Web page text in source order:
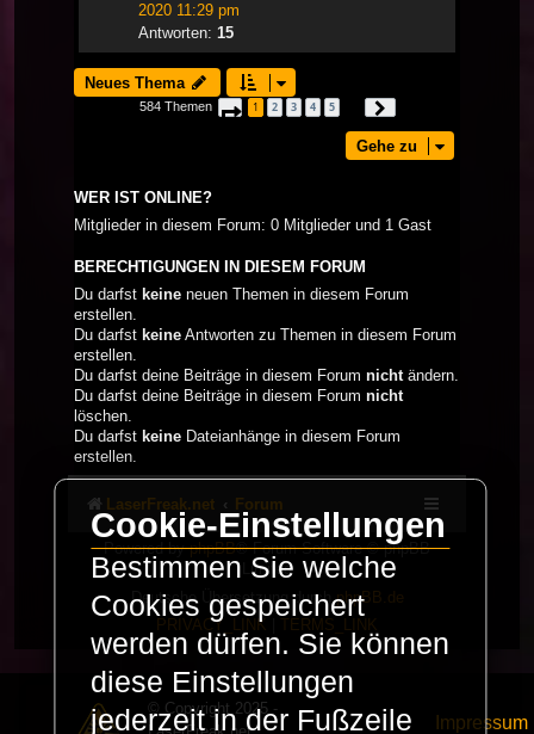
2020 11:29 pm
Antworten: 15
Neues Thema
584 Themen Seite 1von 20
1 2 3 4 5
Gehe zu
WER IST ONLINE?
Mitglieder in diesem Forum: 0 Mitglieder und 1 Gast
BERECHTIGUNGEN IN DIESEM FORUM
Du darfst keine neuen Themen in diesem Forum
erstellen.
Du darfst keine Antworten zu Themen in diesem Forum
erstellen.
Du darfst deine Beiträge in diesem Forum nichtändern.
Du darfst deine Beiträge in diesem Forum nicht
löschen.
Du darfst keine Dateianhänge in diesem Forum
erstellen.
LaserFreak.net Forum
Powered byphpBB® Forum Software © phpBB
Limited
Deutsche Übersetzung durchphpBB.de
PRIVACY_LINK
TERMS_LINK
© Copyright 2025 -
Impressum
Cookie-Einstellungen
Bestimmen Sie welche
Cookies gespeichert
werden dürfen. Sie können
diese Einstellungen
jederzeit in der Fußzeile